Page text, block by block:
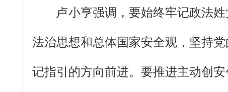
卢小亨强调，要始终牢记政法
法治思想和总体国家安全观，坚持
记指引的方向前进。要推进主动创